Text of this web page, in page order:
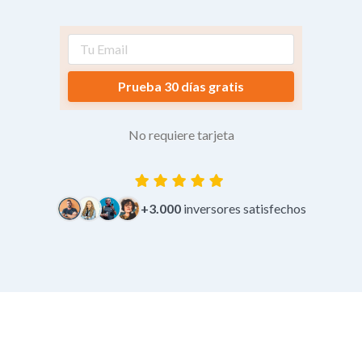
Prueba 30 días gratis
No requiere tarjeta
+3.000inversores satisfechos